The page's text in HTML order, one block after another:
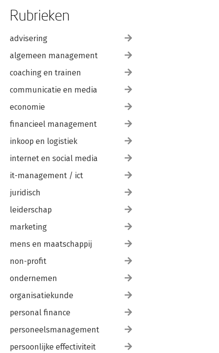
Rubrieken
advisering
algemeen management
coaching en trainen
communicatie en media
economie
financieel management
inkoop en logistiek
internet en social media
it-management / ict
juridisch
leiderschap
marketing
mens en maatschappij
non-profit
ondernemen
organisatiekunde
personal finance
personeelsmanagement
persoonlijke effectiviteit